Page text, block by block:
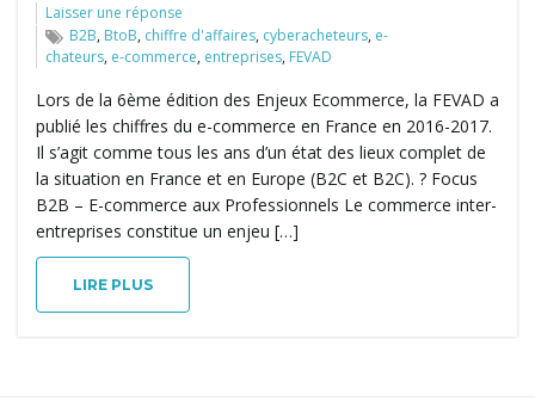
Laisser une réponse
B2B, BtoB, chiffre d'affaires, cyberacheteurs, e-
chateurs, e-commerce, entreprises, FEVAD
Lors de la 6ème édition des Enjeux Ecommerce, la FEVAD a
publié les chiffres du e-commerce en France en 2016-2017.
Il s’agit comme tous les ans d’un état des lieux complet de
la situation en France et en Europe (B2C et B2C). ? Focus
B2B – E-commerce aux Professionnels Le commerce inter-
entreprises constitue un enjeu […]
LIRE PLUS